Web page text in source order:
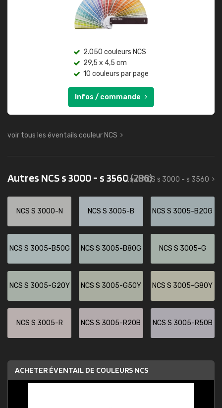
2.050 couleurs NCS
29,5 x 4,5 cm
10 couleurs par page
Infos / commande
voir tous les éventails couleur NCS
Autres NCS s 3000 - s 3560(286)
tout NCS s 3000 - s 3560
NCS S 3000-N NCS S 3005-B NCS S 3005-B20G
NCS S 3005-B50G NCS S 3005-B80G NCS S 3005-G
NCS S 3005-G20Y NCS S 3005-G50Y NCS S 3005-G80Y
NCS S 3005-R NCS S 3005-R20B NCS S 3005-R50B
ACHETER ÉVENTAIL DE COULEURS NCS